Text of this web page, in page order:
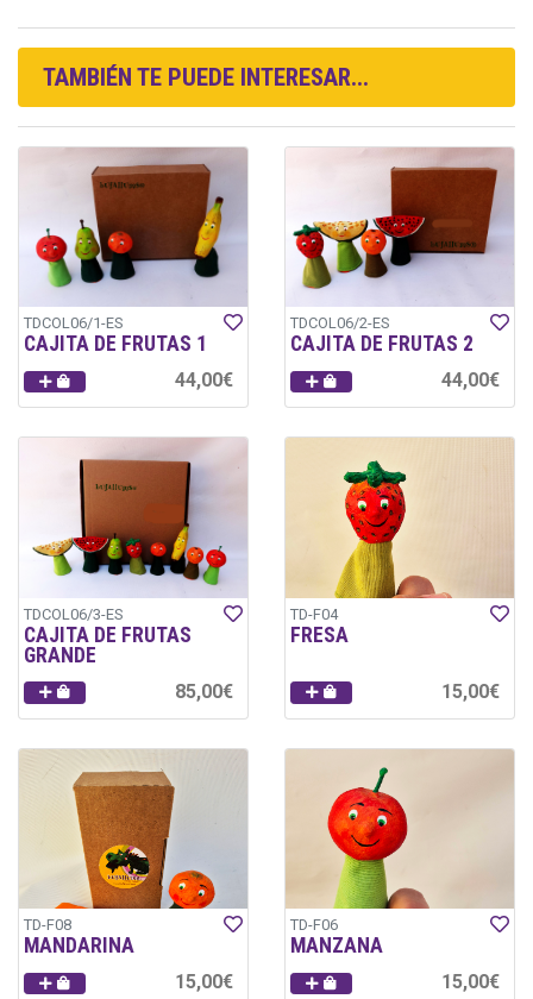
TAMBIÉN TE PUEDE INTERESAR...
TDCOL06/1-ES
CAJITA DE FRUTAS 1
44,00€
TDCOL06/2-ES
CAJITA DE FRUTAS 2
44,00€
TDCOL06/3-ES
CAJITA DE FRUTAS
GRANDE
85,00€
TD-F04
FRESA
15,00€
TD-F08
MANDARINA
15,00€
TD-F06
MANZANA
15,00€